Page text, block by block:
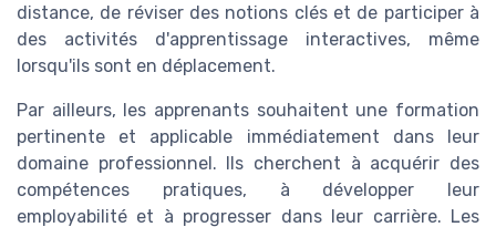
distance, de réviser des notions clés et de participer à
des activités d'apprentissage interactives, même
lorsqu'ils sont en déplacement.
Par ailleurs, les apprenants souhaitent une formation
pertinente et applicable immédiatement dans leur
domaine professionnel. Ils cherchent à acquérir des
compétences pratiques, à développer leur
employabilité et à progresser dans leur carrière. Les